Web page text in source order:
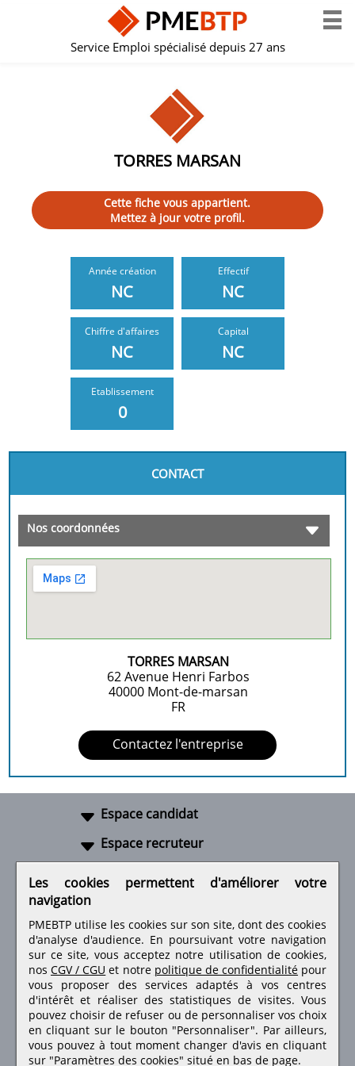
Service Emploi spécialisé depuis 27 ans
TORRES MARSAN
Cette fiche vous appartient.
Mettez à jour votre profil.
Année création
NC
Effectif
NC
Chiffre d'affaires
NC
Capital
NC
Etablissement
0
CONTACT
Nos coordonnées
TORRES MARSAN
62 Avenue Henri Farbos
40000 Mont-de-marsan
FR
Contactez l'entreprise
Espace candidat
Espace recruteur
Retrouvez-nous sur les réseaux sociaux
Les cookies permettent d'améliorer votre
navigation
PMEBTP utilise les cookies sur son site, dont des cookies
d'analyse d'audience. En poursuivant votre navigation
sur ce site, vous acceptez notre utilisation de cookies,
nos CGV / CGU et notre politique de confidentialité pour
vous proposer des services adaptés à vos centres
d'intérêt et réaliser des statistiques de visites.Vous
pouvez choisir de refuser ou de personnaliser vos choix
en cliquant sur le bouton "Personnaliser". Par ailleurs,
vous pouvez à tout moment changer d'avis en cliquant
sur "Paramètres des cookies" situé en bas de page.